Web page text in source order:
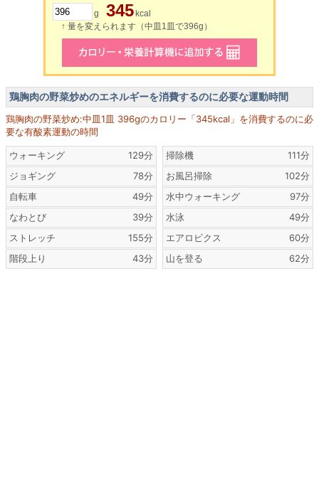
g 345 kcal
↑ 量を変えられます（中皿1皿で396g）
鶏胸肉の野菜炒めのエネルギーを消費するのに必要な運動時間
鶏胸肉の野菜炒め:中皿1皿 396gのカロリー「345kcal」を消費するのに必
要な有酸素運動の時間
ウォーキング
129分
ジョギング
78分
自転車
49分
なわとび
39分
ストレッチ
155分
階段上り
43分
掃除機
111分
お風呂掃除
102分
水中ウォーキング
97分
水泳
49分
エアロビクス
60分
山を登る
62分